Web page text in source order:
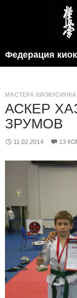
МАСТЕРА
АСКЕР
ЗРУМОВ
11.02.2014 13